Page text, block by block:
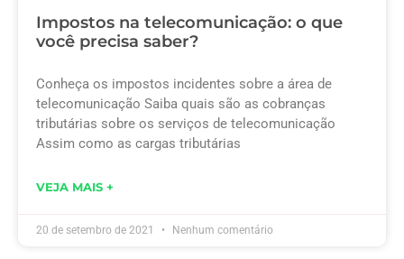
Impostos na telecomunicação: o que
você precisa saber?
Conheça os impostos incidentes sobre a área de
telecomunicação Saiba quais são as cobranças
tributárias sobre os serviços de telecomunicação
Assim como as cargas tributárias
VEJA MAIS +
20 de setembro de 2021 Nenhum comentário